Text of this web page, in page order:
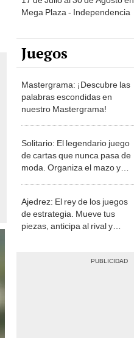
Mega Plaza - Independencia
Juegos
Mastergrama: ¡Descubre las
palabras escondidas en
nuestro Mastergrama!
Solitario: El legendario juego
de cartas que nunca pasa de
moda. Organiza el mazo y
Ajedrez: El rey de los juegos
de estrategia. Mueve tus
piezas, anticipa al rival y